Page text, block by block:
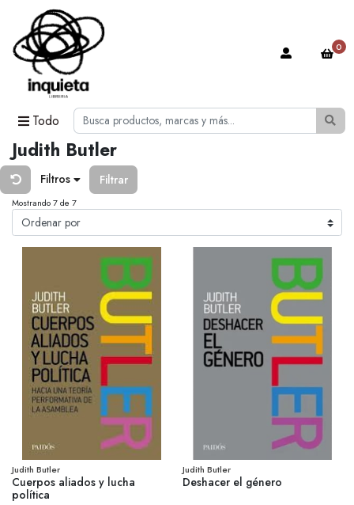
Todo
0
Judith Butler
Filtros Filtrar
Mostrando 7 de 7
Judith Butler
Cuerpos aliados y lucha
política
Judith Butler
Deshacer el género